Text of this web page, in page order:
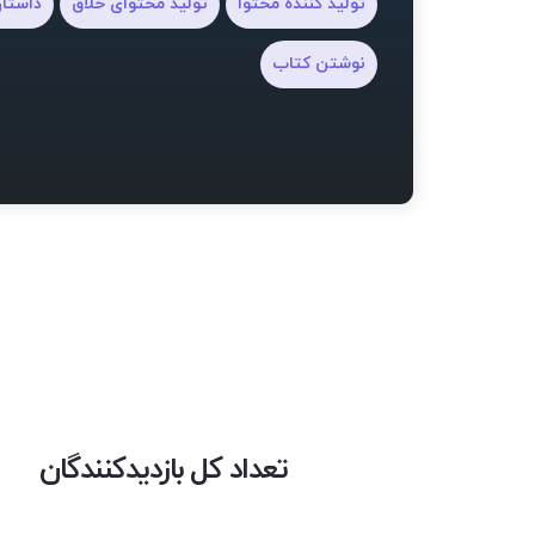
نوشتن کتاب
تعداد کل بازدیدکنندگان